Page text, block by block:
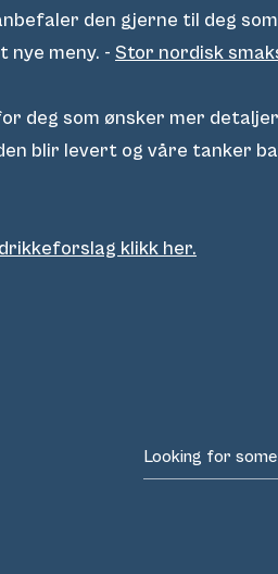
den gjerne til deg
nye meny. - Stor nordisk
deg som ønsker mer
blir levert og våre tanker
klikk her.